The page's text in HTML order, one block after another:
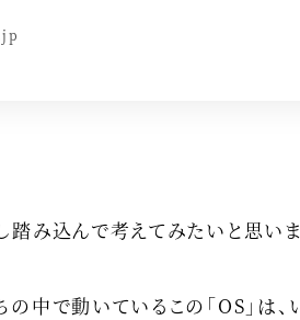
踏み込んで考えてみたいと思いま
の中で動いているこの「OS」は、